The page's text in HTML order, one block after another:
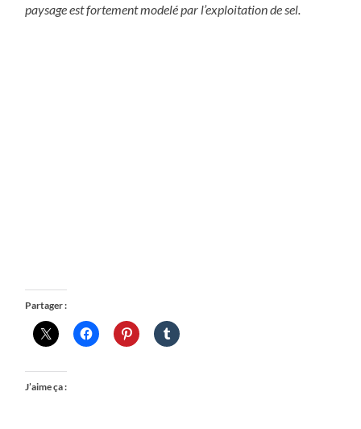
paysage est fortement modelé par l’exploitation de sel.
Partager :
J’aime ça :